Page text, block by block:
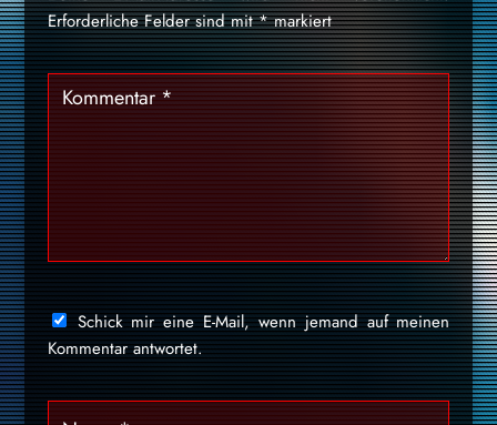
Erforderliche Felder sind mit*markiert
Schick mir eine E-Mail, wenn jemand auf meinen
Kommentar antwortet.